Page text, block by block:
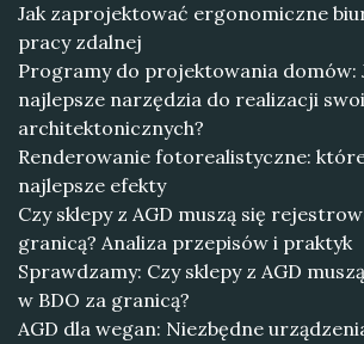
Jak zaprojektować ergonomiczne
pracy zdalnej
Programy do projektowania domów:
najlepsze narzędzia do realizacji
architektonicznych?
Renderowanie fotorealistyczne:
najlepsze efekty
Czy sklepy z AGD muszą się
granicą? Analiza przepisów i praktyk
Sprawdzamy: Czy sklepy z AGD
w BDO za granicą?
AGD dla wegan: Niezbędne